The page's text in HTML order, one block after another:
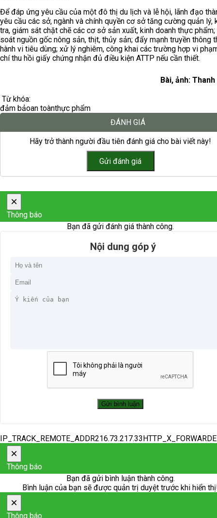
Để đáp ứng yêu cầu của một đô thị du lịch và lễ hội, lãnh đạo
yêu cầu các sở, ngành và chính quyền cơ sở tăng cường quản lý,
tra, giám sát chặt chẽ các cơ sở sản xuất, kinh doanh thực phẩm;
soát nguồn gốc nông sản, thịt, thủy sản; đẩy mạnh truyền thông
hành vi tiêu dùng; xử lý nghiêm, công khai các trường hợp vi
chí thu hồi giấy chứng nhận đủ điều kiện ATTP nếu cần thiết.
Bài, ảnh:
Từ khóa:
đảm bảoan toànthực phẩm
ĐÁNH GIÁ
Hãy trở thành người đầu tiên đánh giá cho bài viết này!
×
Thông báo
Bạn đã gửi đánh giá thành công.
Nội dung góp ý
×
Thông báo
Bạn đã gửi bình luận thành công.
Bình luận của bạn sẽ được quản trị duyệt trước khi hiển
×
Thông báo